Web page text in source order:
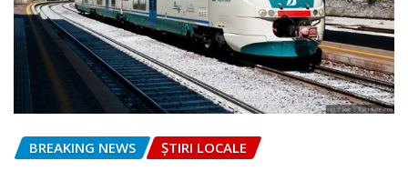
BREAKING NEWS ȘTIRI LOCALE